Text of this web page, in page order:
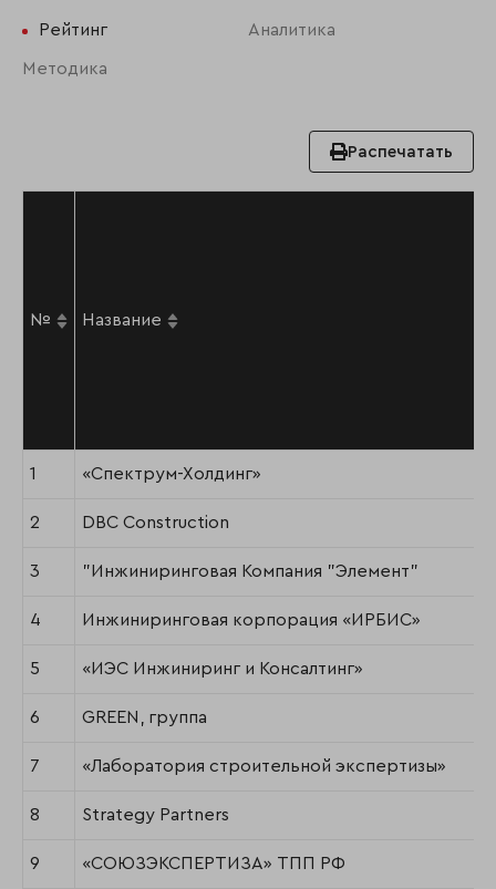
Рейтинг Аналитика
Методика
Распечатать
№ Название
1 «Спектрум-Холдинг»
2 DBC Construction
3 "Инжиниринговая Компания "Элемент"
4 Инжиниринговая корпорация «ИРБИС»
5 «ИЭС Инжиниринг и Консалтинг»
6 GREEN, группа
7 «Лаборатория строительной экспертизы»
8 Strategy Partners
9 «СОЮЗЭКСПЕРТИЗА» ТПП РФ